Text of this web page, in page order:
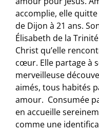
accomplie, elle
de Dijon à 21 ans.
Élisabeth de la
Christ qu’elle
cœur. Elle partage à
merveilleuse
aimés, tous habités
amour. Consumée
en accueille
comme une